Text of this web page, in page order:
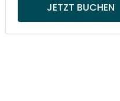
JETZT BUCHEN